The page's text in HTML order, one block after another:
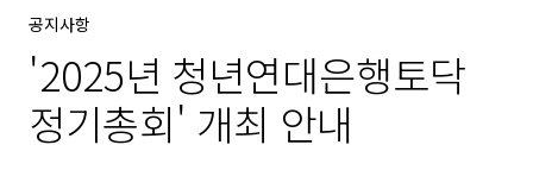
공지사항
'2025년 청년연대은행토닥
정기총회' 개최 안내